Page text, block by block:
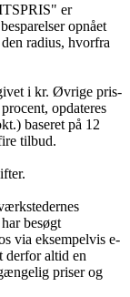
er
opnået
radius, hvorfra
i kr. Øvrige pris-
opdateres
baseret på 12
tilbud.
besøgt
via eksempelvis e-
derfor altid en
priser og